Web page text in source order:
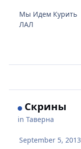
Мы Идем Курить
ЛАЛ
Скрины
inТаверна
September 5, 2013